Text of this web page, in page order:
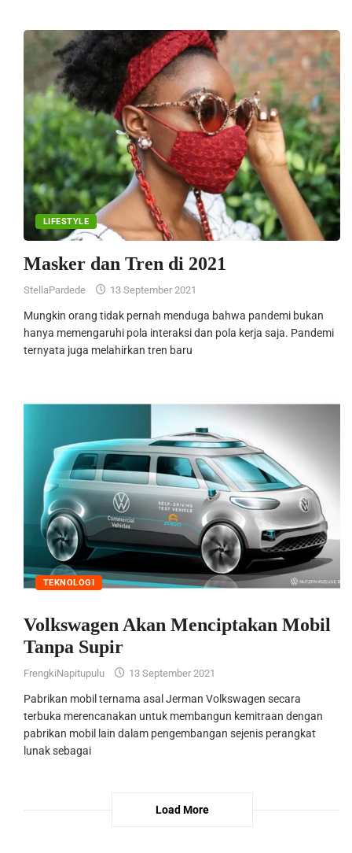
LIFESTYLE
Masker dan Tren di 2021
StellaPardede 13 September 2021
Mungkin orang tidak pernah menduga bahwa pandemi bukan
hanya memengaruhi pola interaksi dan pola kerja saja. Pandemi
ternyata juga melahirkan tren baru
TEKNOLOGI
Volkswagen Akan Menciptakan Mobil
Tanpa Supir
FrengkiNapitupulu 13 September 2021
Pabrikan mobil ternama asal Jerman Volkswagen secara
terbuka merencanakan untuk membangun kemitraan dengan
pabrikan mobil lain dalam pengembangan sejenis perangkat
lunak sebagai
Load More